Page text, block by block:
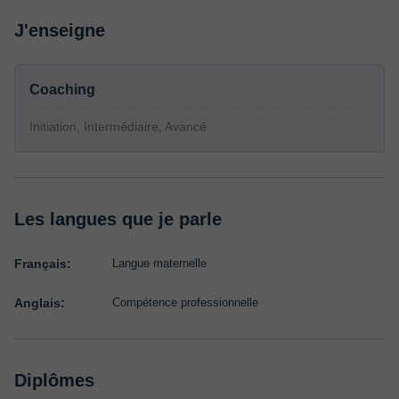
J'enseigne
Coaching
Initiation, Intermédiaire, Avancé
Les langues que je parle
Français: Langue maternelle
Anglais: Compétence professionnelle
Diplômes